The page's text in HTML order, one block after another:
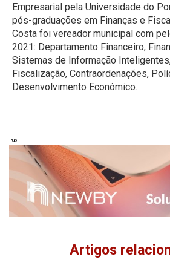
Empresarial pela Universidade do
pós-graduações em Finanças e
Costa foi vereador municipal com
2021: Departamento Financeiro,
Sistemas de Informação
Fiscalização, Contraordenações,
Desenvolvimento Económico.
Pub
Artigos